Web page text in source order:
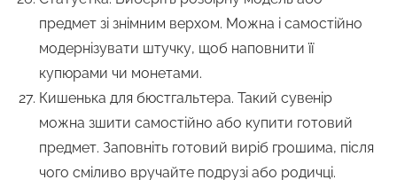
предмет зі знімним верхом. Можна і самостійно
модернізувати штучку, щоб наповнити її
купюрами чи монетами.
Кишенька для бюстгальтера. Такий сувенір
можна зшити самостійно або купити готовий
предмет. Заповніть готовий виріб грошима, після
чого сміливо вручайте подрузі або родичці.